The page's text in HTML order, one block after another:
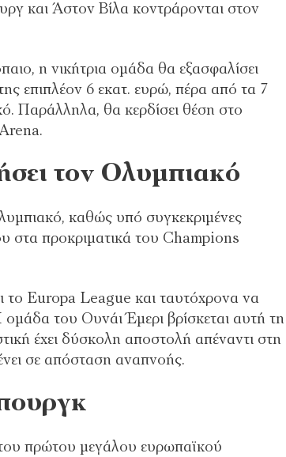
και Άστον Βίλα κοντράρονται στον
η νικήτρια ομάδα θα εξασφαλίσει
επιπλέον 6 εκατ. ευρώ, πέρα από τα 7
Παράλληλα, θα κερδίσει θέση στο
τον Ολυμπιακό
καθώς υπό συγκεκριμένες
στα προκριματικά του Champions
το Europa League και ταυτόχρονα να
του Ουνάι Έμερι βρίσκεται αυτή τη
έχει δύσκολη αποστολή απέναντι στη
σε απόσταση αναπνοής.
πρώτου μεγάλου ευρωπαϊκού